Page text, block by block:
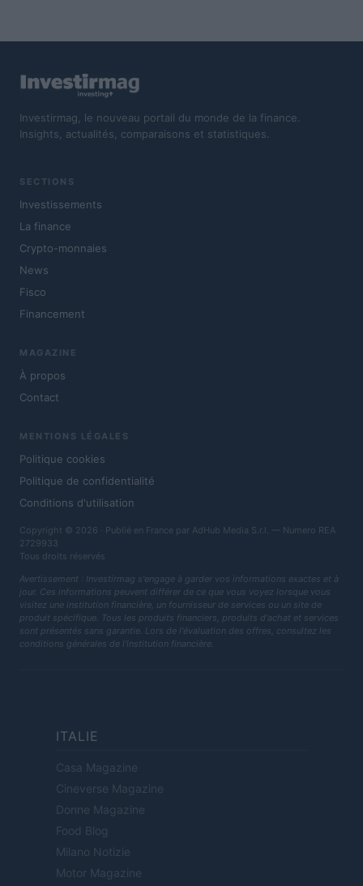
Investirmag, le nouveau portail du monde de la finance.
Insights, actualités, comparaisons et statistiques.
SECTIONS
Investissements
La finance
Crypto-monnaies
News
Fisco
Financement
MAGAZINE
À propos
Contact
MENTIONS LÉGALES
Politique cookies
Politique de confidentialité
Conditions d'utilisation
Copyright © 2026 · Publié en France par AdHub Media S.r.l. — Numero REA
2729933
Tous droits réservés
Avertissement : Investirmag s'engage à garder vos informations exactes et à
jour. Ces informations peuvent différer de ce que vous voyez lorsque vous
visitez une institution financière, un fournisseur de services ou un site de
produit spécifique. Tous les produits financiers, produits d'achat et services
sont présentés sans garantie. Lors de l'évaluation des offres, consultez les
conditions générales de l'institution financière.
ITALIE
Casa Magazine
Cineverse Magazine
Donne Magazine
Food Blog
Milano Notizie
Motor Magazine